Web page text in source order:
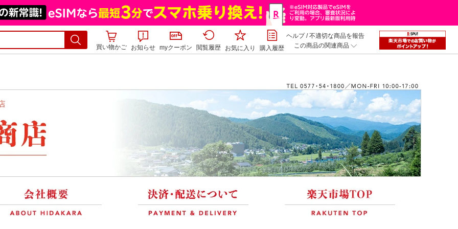
買い物かご お知らせ myクーポン 閲覧履歴 お気に入り 購入履歴
ヘルプ/不適切な商品を報告
この商品の関連商品